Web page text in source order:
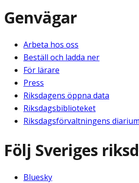
Genvägar
Arbeta hos oss
Beställ och ladda ner
För lärare
Press
Riksdagens öppna data
Riksdagsbiblioteket
Riksdagsförvaltningens diarium
Följ Sveriges
Bluesky